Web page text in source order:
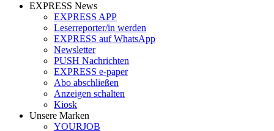
EXPRESS News
EXPRESS APP
Leserreporter/in werden
EXPRESS auf WhatsApp
Newsletter
PUSH Nachrichten
EXPRESS e-paper
Abo abschließen
Anzeigen schalten
Kiosk
Unsere Marken
YOURJOB